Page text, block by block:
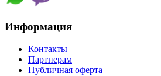
Информация
Контакты
Партнерам
Публичная оферта